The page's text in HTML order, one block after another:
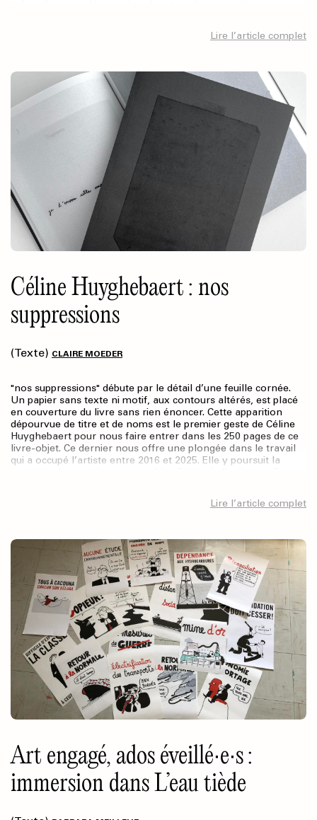
Lire l’article complet
Céline Huyghebaert : nos
suppressions
(Texte) CLAIRE MOEDER
"nos suppressions" débute par le détail d’une feuille cornée.
Un papier sans texte ni motif, aux contours altérés, est placé
en couverture du livre sans rien énoncer. Cette apparition
dépourvue de titre et de noms est le premier geste de Céline
Huyghebaert pour nous faire entrer dans les 250 pages de ce
livre-objet. Ce dernier nous offre une plongée dans le travail
qui a occupé l’artiste entre 2016 et 2025. Elle y poursuit la
Huyghebaert. La correspondance, les fragments littéraires et
visuels, la citation et l’écriture au « je » tracent une suite de
intégrant ce qui n’a pas été réalisé : des œuvres fantômes dont
elle cherche les absences. À partir de cette part manquante,
Céline Huyghebaert s’attelle à donner une place à ce qui
n’apparaît pas.
Lire l’article complet
Art engagé, ados éveillé∙e∙s :
immersion dans L’eau tiède